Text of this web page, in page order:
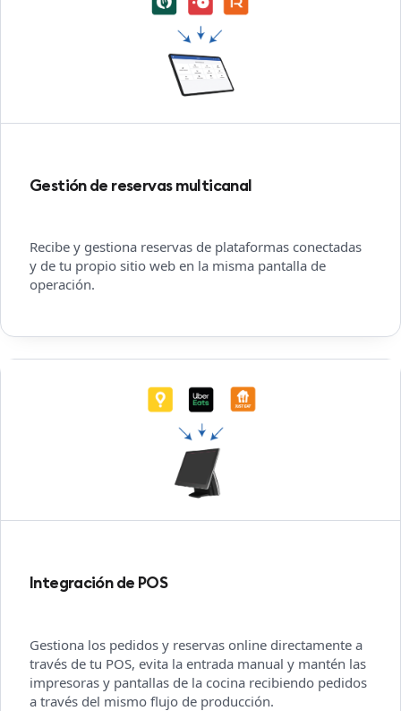
Gestión de reservas multicanal
Recibe y gestiona reservas de plataformas conectadas
y de tu propio sitio web en la misma pantalla de
operación.
Integración de POS
Gestiona los pedidos y reservas online directamente a
través de tu POS, evita la entrada manual y mantén las
impresoras y pantallas de la cocina recibiendo pedidos
a través del mismo flujo de producción.